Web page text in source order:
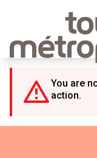
You are
action.